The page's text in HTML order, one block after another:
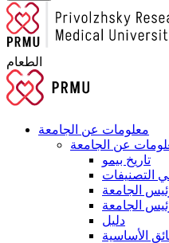
الطعام
معلومات عن الجامعة
عن الجامعة
تاريخ بيمو
التصنيفات
الجامعة
الجامعة
دليل
الأساسية